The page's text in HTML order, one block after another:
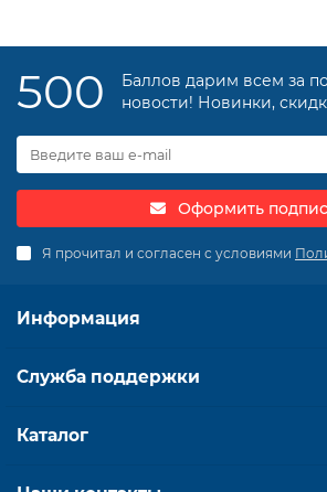
500
Баллов дарим всем за
новости! Новинки,
Оформить
Я прочитал и согласен с условиями
Информация
Служба поддержки
Каталог